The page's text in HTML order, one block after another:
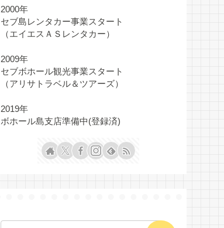
2000年
セブ島レンタカー事業スタート
（エイエスＡＳレンタカー）
2009年
セブボホール観光事業スタート
（アリサトラベル＆ツアーズ）
2019年
ボホール島支店準備中(登録済)